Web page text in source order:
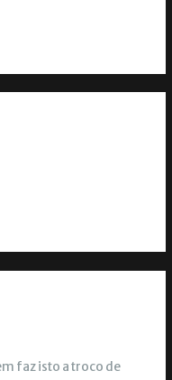
faz isto a troco de